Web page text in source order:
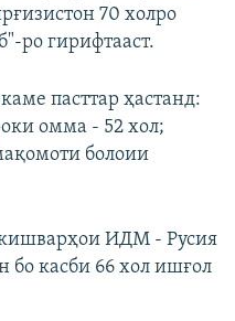
70 холро
ро гирифтааст.
пасттар ҳастанд:
омма - 52 хол;
болоии
ИДМ - Русия
бо касби 66 хол ишғол